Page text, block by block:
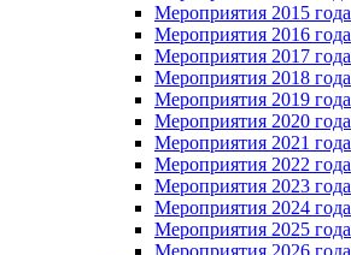
Мероприятия 2015 года
Мероприятия 2016 года
Мероприятия 2017 года
Мероприятия 2018 года
Мероприятия 2019 года
Мероприятия 2020 года
Мероприятия 2021 года
Мероприятия 2022 года
Мероприятия 2023 года
Мероприятия 2024 года
Мероприятия 2025 года